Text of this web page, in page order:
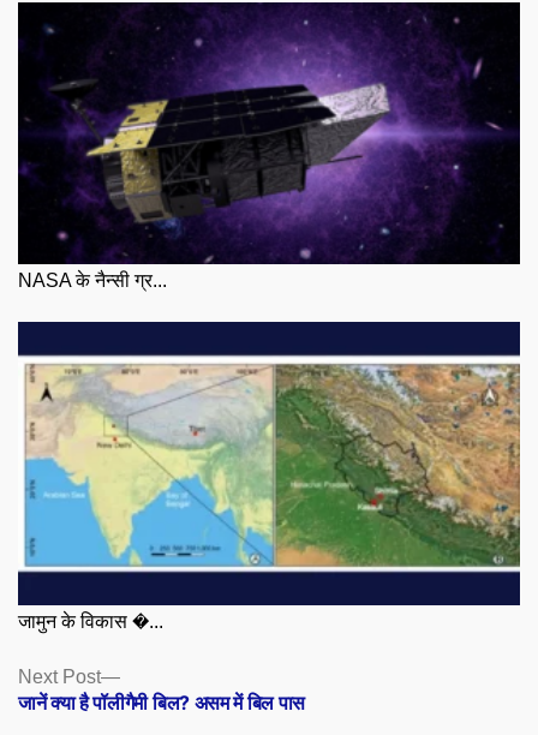
NASA के नैन्सी ग्र...
जामुन के विकास �...
Posts
navigation
Next Post
Next
post:
जानें क्या है पॉलीगैमी बिल? असम में बिल पास